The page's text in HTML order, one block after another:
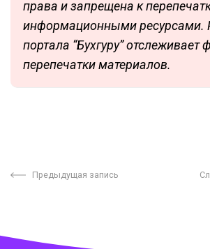
права и запрещена к
информационными ресурсами.
портала “Бухгуру” отслеживает
перепечатки материалов.
Предыдущая запись